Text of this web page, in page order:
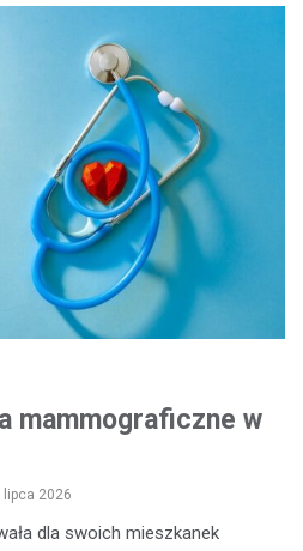
mammograficzne w
lipca 2026
dla swoich mieszkanek